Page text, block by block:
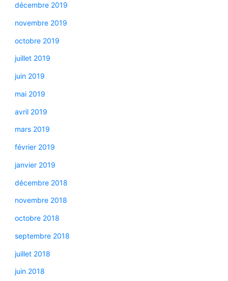
décembre 2019
novembre 2019
octobre 2019
juillet 2019
juin 2019
mai 2019
avril 2019
mars 2019
février 2019
janvier 2019
décembre 2018
novembre 2018
octobre 2018
septembre 2018
juillet 2018
juin 2018